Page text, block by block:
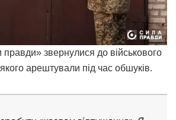
звернулися до військового
арештували під час обшуків.